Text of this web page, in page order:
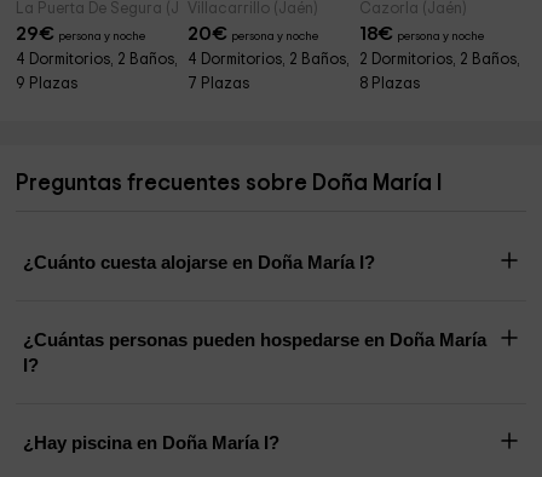
La Puerta De Segura (Jaén)
29€ persona y noche
4 Dormitorios, 2 Baños,
9 Plazas
Villacarrillo (Jaén)
20€ persona y noche
4 Dormitorios, 2 Baños,
7 Plazas
Cazorla (Jaén)
18€ persona y noche
2 Dormitorios, 2 Baños,
8 Plazas
Preguntas frecuentes sobre Doña María I
¿Cuánto cuesta alojarse en Doña María I?
¿Cuántas personas pueden hospedarse en Doña María
I?
¿Hay piscina en Doña María I?